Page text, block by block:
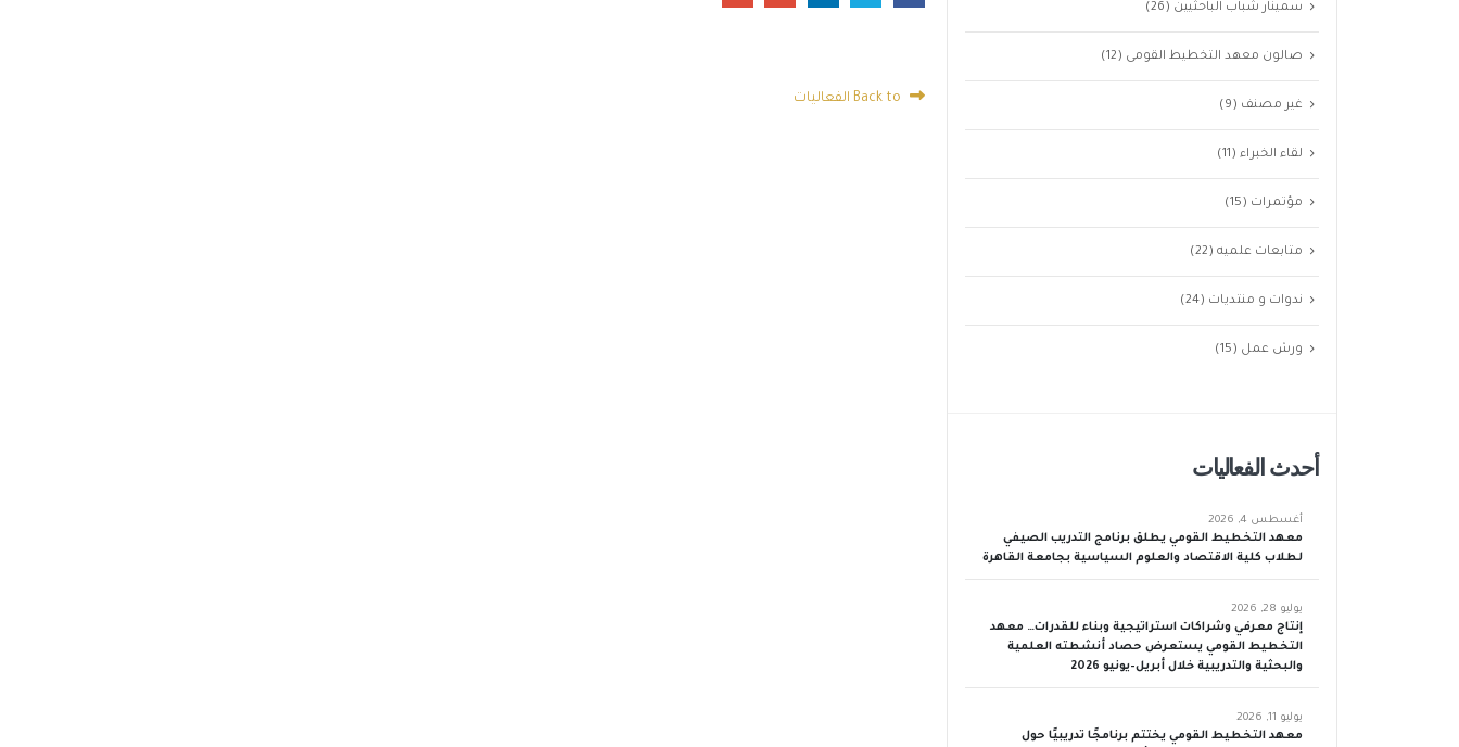
سمينار شباب الباحثيين (26)
صالون معهد التخطيط القومى (12)
غير مصنف (9)
لقاء الخبراء (11)
مؤتمرات (15)
متابعات علميه (22)
ندوات و منتديات (24)
ورش عمل (15)
أحدث الفعاليات
معهد التخطيط القومي يطلق برنامج التدريب الصيفي
لطلاب كلية الاقتصاد والعلوم السياسية بجامعة القاهرة
أغسطس 4, 2026
إنتاج معرفي وشراكات استراتيجية وبناء للقدرات… معهد
التخطيط القومي يستعرض حصاد أنشطته العلمية
والبحثية والتدريبية خلال أبريل–يونيو 2026
يوليو 28, 2026
معهد التخطيط القومي يختتم برنامجًا تدريبيًا حول
يوليو 11, 2026